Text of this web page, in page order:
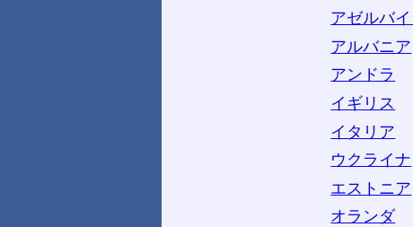
アゼルバ
アルバニア
アンドラ
イギリス
イタリア
ウクライナ
エストニア
オランダ